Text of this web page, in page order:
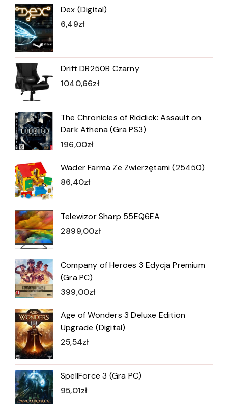
Dex (Digital)
6,49zł
Drift DR250B Czarny
1040,66zł
The Chronicles of Riddick: Assault on
Dark Athena (Gra PS3)
196,00zł
Wader Farma Ze Zwierzętami (25450)
86,40zł
Telewizor Sharp 55EQ6EA
2899,00zł
Company of Heroes 3 Edycja Premium
(Gra PC)
399,00zł
Age of Wonders 3 Deluxe Edition
Upgrade (Digital)
25,54zł
SpellForce 3 (Gra PC)
95,01zł